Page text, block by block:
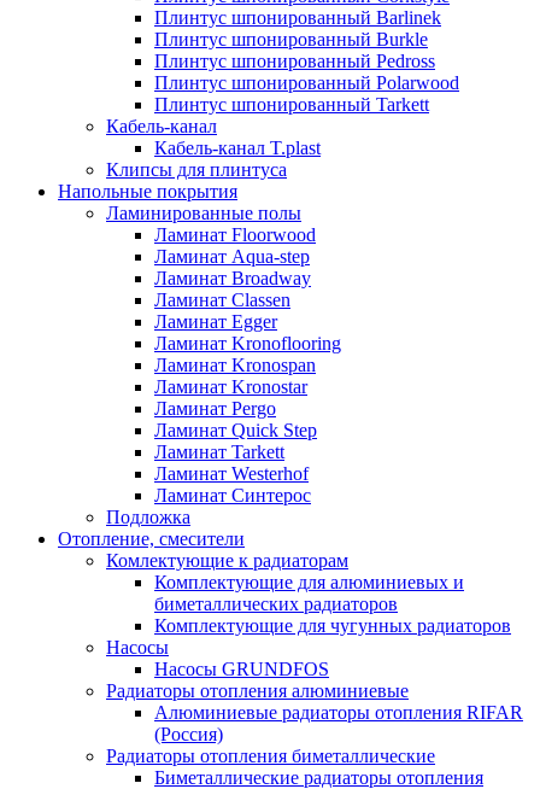
Плинтус шпонированный Barlinek
Плинтус шпонированный Burkle
Плинтус шпонированный Pedross
Плинтус шпонированный Polarwood
Плинтус шпонированный Tarkett
Кабель-канал
Кабель-канал T.plast
Клипсы для плинтуса
Напольные покрытия
Ламинированные полы
Ламинат Floorwood
Ламинат Aqua-step
Ламинат Broadway
Ламинат Classen
Ламинат Egger
Ламинат Kronoflooring
Ламинат Kronospan
Ламинат Kronostar
Ламинат Pergo
Ламинат Quick Step
Ламинат Tarkett
Ламинат Westerhof
Ламинат Синтерос
Подложка
Отопление, смесители
Комлектующие к радиаторам
Комплектующие для алюминиевых и
биметаллических радиаторов
Комплектующие для чугунных радиаторов
Насосы
Насосы GRUNDFOS
Радиаторы отопления алюминиевые
Алюминиевые радиаторы отопления RIFAR
(Россия)
Радиаторы отопления биметаллические
Биметаллические радиаторы отопления